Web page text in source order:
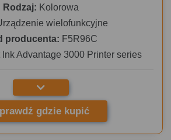
Rodzaj: Kolorowa
wielofunkcyjne
producenta: F5R96C
Ink Advantage 3000 Printer series
gdzie kupić